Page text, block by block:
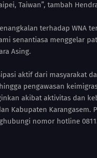
Taiwan”, tambah
terhadap WNA
senantiasa menggelar
Asing.
aktif dari masyarakat
pengawasan
akibat aktivitas dan
Kabupaten Karangasem.
nomor hotline